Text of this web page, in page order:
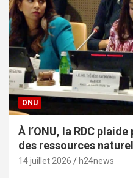
ONU
À l’ONU, la RDC
des ressources
14 juillet 2026 h24news